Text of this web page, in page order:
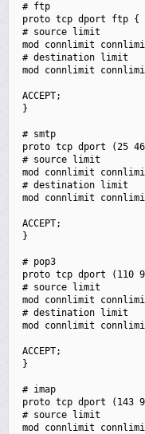
# ftp
proto tcp dport ftp {
# source limit
mod connlimit
# destination limit
mod connlimit
ACCEPT;
}
# smtp
proto tcp dport (25
# source limit
mod connlimit
# destination limit
mod connlimit
ACCEPT;
}
# pop3
proto tcp dport (110
# source limit
mod connlimit
# destination limit
mod connlimit
ACCEPT;
}
# imap
proto tcp dport (143
# source limit
mod connlimit